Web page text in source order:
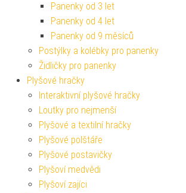
Panenky od 3 let
Panenky od 4 let
Panenky od 9 měsíců
Postýlky a kolébky pro panenky
Židličky pro panenky
Plyšové hračky
Interaktivní plyšové hračky
Loutky pro nejmenší
Plyšové a textilní hračky
Plyšové polštáře
Plyšové postavičky
Plyšoví medvědi
Plyšoví zajíci